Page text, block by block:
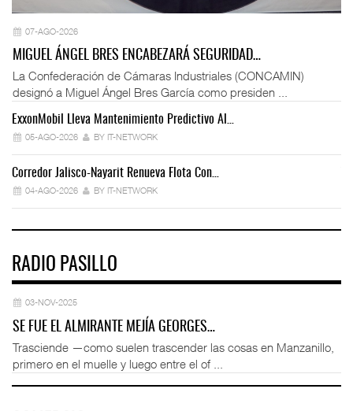
07-AGO-2026
MIGUEL ÁNGEL BRES ENCABEZARÁ SEGURIDAD…
La Confederación de Cámaras Industriales (CONCAMIN)
designó a Miguel Ángel Bres García como presiden ...
ExxonMobil Lleva Mantenimiento Predictivo Al…
05-AGO-2026 BY IT-NETWORK
Corredor Jalisco-Nayarit Renueva Flota Con…
04-AGO-2026 BY IT-NETWORK
RADIO PASILLO
03-NOV-2025
SE FUE EL ALMIRANTE MEJÍA GEORGES…
Trasciende —como suelen trascender las cosas en Manzanillo,
primero en el muelle y luego entre el of ...